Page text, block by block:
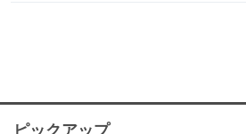
ピックアップ